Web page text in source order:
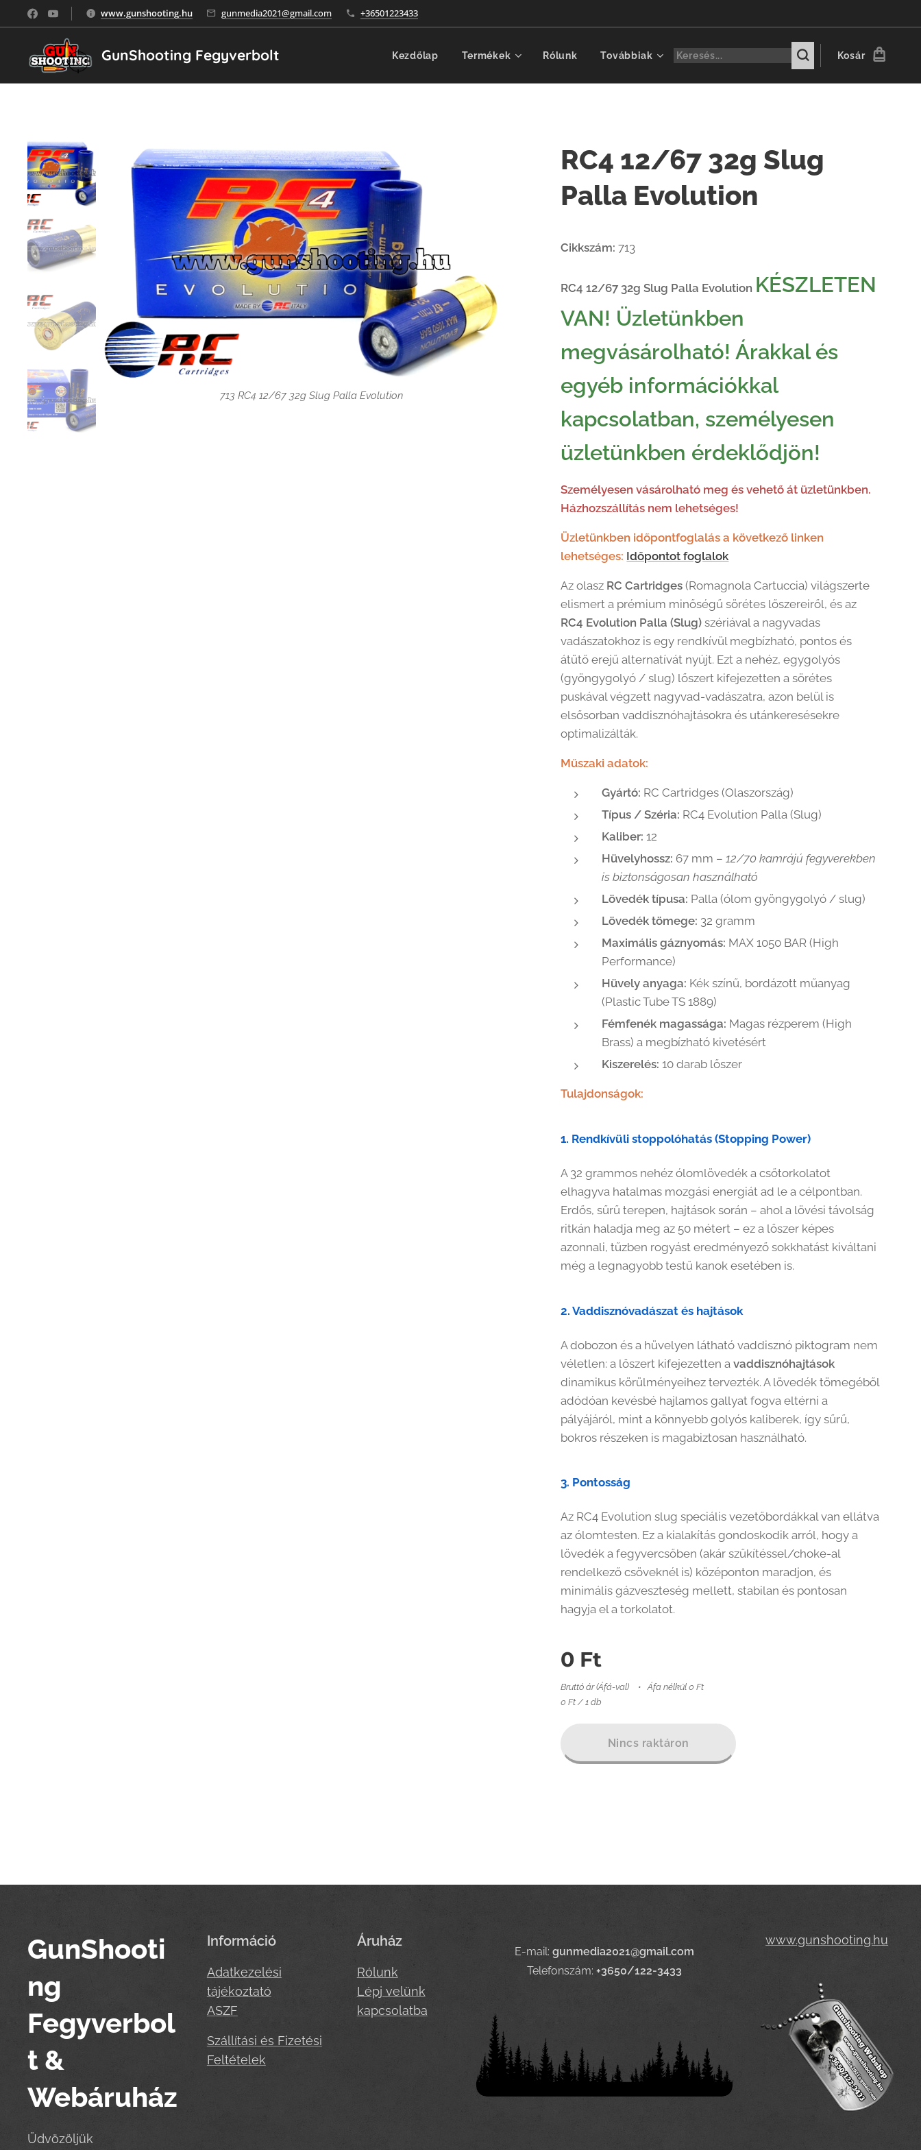
www.gunshooting.hu gunmedia2021@gmail.com +36501223433
GunShooting Fegyverbolt Kezdőlap Termékek Rólunk Továbbiak Kosár
RC4 12/67 32g Slug
Palla Evolution
713 RC4 12/67 32g Slug Palla Evolution
Cikkszám: 713
RC4 12/67 32g Slug Palla Evolution KÉSZLETEN
VAN! Üzletünkben
megvásárolható! Árakkal és
egyéb információkkal
kapcsolatban, személyesen
üzletünkben érdeklődjön!
Személyesen vásárolható meg és vehető át üzletünkben.
Házhozszállítás nem lehetséges!
Üzletünkben időpontfoglalás a következő linken
lehetséges: Időpontot foglalok
Az olasz RC Cartridges (Romagnola Cartuccia) világszerte
elismert a prémium minőségű sörétes lőszereiről, és az
RC4 Evolution Palla (Slug) szériával a nagyvadas
vadászatokhoz is egy rendkívül megbízható, pontos és
átütő erejű alternatívát nyújt. Ezt a nehéz, egygolyós
(gyöngygolyó / slug) lőszert kifejezetten a sörétes
puskával végzett nagyvad-vadászatra, azon belül is
elsősorban vaddisznóhajtásokra és utánkeresésekre
optimalizálták.
Műszaki adatok:
Gyártó: RC Cartridges (Olaszország)
Típus / Széria: RC4 Evolution Palla (Slug)
Kaliber:12
Hüvelyhossz: 67 mm –12/70 kamrájú fegyverekben
is biztonságosan használható
Lövedék típusa: Palla (ólom gyöngygolyó / slug)
Lövedék tömege: 32 gramm
Maximális gáznyomás: MAX 1050 BAR (High
Performance)
Hüvely anyaga: Kék színű, bordázott műanyag
(Plastic Tube TS 1889)
Fémfenék magassága: Magas rézperem (High
Brass) a megbízható kivetésért
Kiszerelés:10 darab lőszer
Tulajdonságok:
1. Rendkívüli stoppolóhatás (Stopping Power)
A 32 grammos nehéz ólomlövedék a csőtorkolatot
elhagyva hatalmas mozgási energiát ad le a célpontban.
Erdős, sűrű terepen, hajtások során – ahol a lövési távolság
ritkán haladja meg az 50 métert – ez a lőszer képes
azonnali, tűzben rogyást eredményező sokkhatást kiváltani
még a legnagyobb testű kanok esetében is.
2. Vaddisznóvadászat és hajtások
A dobozon és a hüvelyen látható vaddisznó piktogram nem
véletlen: a lőszert kifejezetten avaddisznóhajtások
dinamikus körülményeihez tervezték. A lövedék tömegéből
adódóan kevésbé hajlamos gallyat fogva eltérni a
pályájáról, mint a könnyebb golyós kaliberek, így sűrű,
bokros részeken is magabiztosan használható.
3. Pontosság
Az RC4 Evolution slug speciális vezetőbordákkal van ellátva
az ólomtesten. Ez a kialakítás gondoskodik arról, hogy a
lövedék a fegyvercsőben (akár szűkítéssel/choke-al
rendelkező csöveknél is) középonton maradjon, és
minimális gázveszteség mellett, stabilan és pontosan
hagyja el a torkolatot.
0 Ft
Bruttó ár (Áfá-val)
Áfa nélkül 0 Ft
0 Ft / 1 db
Nincs raktáron
GunShooti
ng
Fegyverbol
t &
Webáruház
Üdvözöljük
Információ
Adatkezelési
tájékoztató
ASZF
Szállítási és Fizetési
Feltételek
Áruház
Rólunk
Lépj velünk
kapcsolatba
E-mail:gunmedia2021@gmail.com
Telefonszám:+3650/122-3433
www.gunshooting.hu